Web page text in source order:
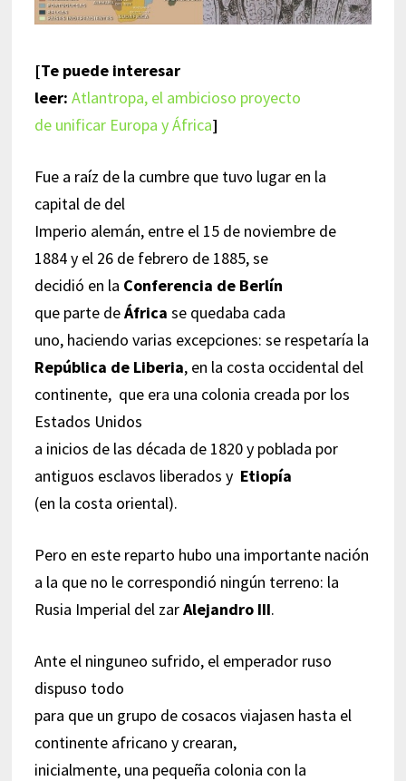
[Te puede interesar
leer: Atlantropa, el ambicioso proyecto
de unificar Europa y África]
Fue a raíz de la cumbre que tuvo lugar en la
capital de del
Imperio alemán, entre el 15 de noviembre de
1884 y el 26 de febrero de 1885, se
decidió en la Conferencia de Berlín
que parte deÁfrica se quedaba cada
uno, haciendo varias excepciones: se respetaría la
República de Liberia, en la costa occidental del
continente, que era una colonia creada por los
Estados Unidos
a inicios de las década de 1820 y poblada por
antiguos esclavos liberados y Etiopía
(en la costa oriental).
Pero en este reparto hubo una importante nación
a la que no le correspondió ningún terreno: la
Rusia Imperial del zarAlejandro III.
Ante el ninguneo sufrido, el emperador ruso
dispuso todo
para que un grupo de cosacos viajasen hasta el
continente africano y crearan,
inicialmente, una pequeña colonia con la